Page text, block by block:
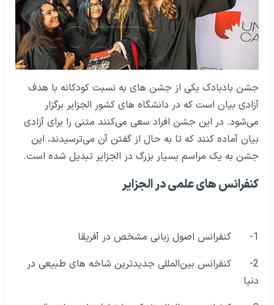
جشن بادبادک یکی از جشن های به نسبت کودکانه با هدف
آزادی بیان است که در دانشگاه های کشور الجزایر برگزار
می‌شود. در این جشن افراد سعی می‌کنند متنی را برای آزادی
بیان آماده کنند که تا به حال از گفتن آن می‌ترسیدند، این
جشن به یک مراسم بسیار بزرگ در الجزایر تبدیل شده است.
کنفرانس های علمی در الجزایر